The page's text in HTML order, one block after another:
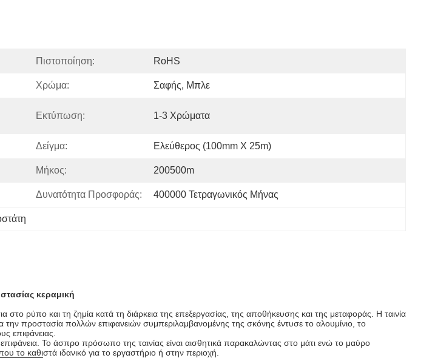
Πιστοποίηση: RoHS
Χρώμα: Σαφής, Μπλε
Εκτύπωση: 1-3 Χρώματα
Δείγμα: Ελεύθερος (100mm X 25m)
Μήκος: 200500m
Δυνατότητα Προσφοράς: 400000 Τετραγωνικός Μήνας
κεραμική
στο ρύπο και τη ζημία κατά τη διάρκεια της επεξεργασίας, της αποθήκευσης και της μεταφοράς. Η ταινία
την προστασία πολλών επιφανειών συμπεριλαμβανομένης της σκόνης έντυσε το αλουμίνιο, το
επιφάνειας.
Το άσπρο πρόσωπο της ταινίας είναι αισθητικά παρακαλώντας στο μάτι ενώ το μαύρο
το καθιστά ιδανικό για το εργαστήριο ή στην περιοχή.